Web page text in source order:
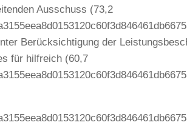
Ausschuss (73,2
Berücksichtigung der
für hilfreich (60,7